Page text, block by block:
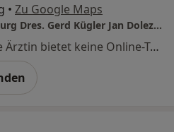
• Zu Google Maps
Gyn. Praxisklinik Hamburg Dres. Gerd Kügler Jan Dolezil Jan S. Dolezil u.w.
Dieser Arzt bzw. diese Ärztin bietet keine Online-Terminbuchung an diesem Standort an.